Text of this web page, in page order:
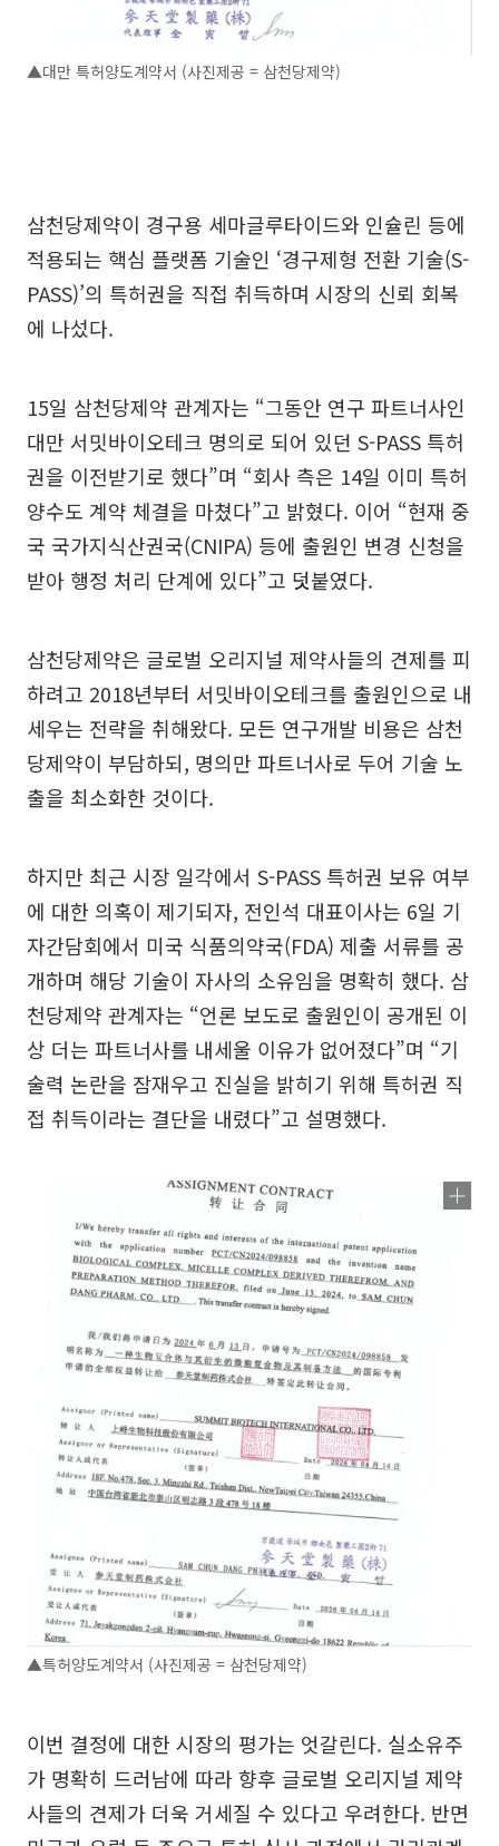
▲대만 특허양도계약서 (사진제공 = 삼천당제약)
삼천당제약이 경구용 세마글루타이드와 인슐린 등에
적용되는 핵심 플랫폼 기술인 ‘경구제형 전환 기술(S-
PASS)’의 특허권을 직접 취득하며 시장의 신뢰 회복
에 나섰다.
15일 삼천당제약 관계자는 “그동안 연구 파트너사인
대만 서밋바이오테크 명의로 되어 있던 S-PASS 특허
권을 이전받기로 했다”며 “회사 측은 14일 이미 특허
양수도 계약 체결을 마쳤다”고 밝혔다. 이어 “현재 중
국 국가지식산권국(CNIPA) 등에 출원인 변경 신청을
받아 행정 처리 단계에 있다”고 덧붙였다.
삼천당제약은 글로벌 오리지널 제약사들의 견제를 피
하려고 2018년부터 서밋바이오테크를 출원인으로 내
세우는 전략을 취해왔다. 모든 연구개발 비용은 삼천
당제약이 부담하되, 명의만 파트너사로 두어 기술 노
출을 최소화한 것이다.
하지만 최근 시장 일각에서 S-PASS 특허권 보유 여부
에 대한 의혹이 제기되자, 전인석 대표이사는 6일 기
자간담회에서 미국 식품의약국(FDA) 제출 서류를 공
개하며 해당 기술이 자사의 소유임을 명확히 했다. 삼
천당제약 관계자는 “언론 보도로 출원인이 공개된 이
상 더는 파트너사를 내세울 이유가 없어졌다”며 “기
술력 논란을 잠재우고 진실을 밝히기 위해 특허권 직
접 취득이라는 결단을 내렸다”고 설명했다.
▲특허양도계약서 (사진제공 = 삼천당제약)
이번 결정에 대한 시장의 평가는 엇갈린다. 실소유주
가 명확히 드러남에 따라 향후 글로벌 오리지널 제약
사들의 견제가 더욱 거세질 수 있다고 우려한다. 반면